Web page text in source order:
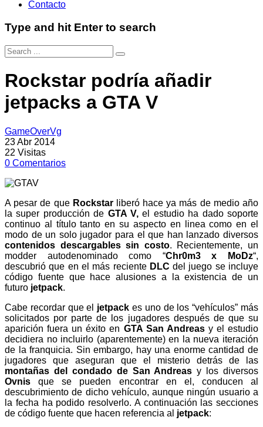
Contacto
Type and hit Enter to search
Rockstar podría añadir
jetpacks a GTA V
GameOverVg
23 Abr 2014
22 Visitas
0 Comentarios
A pesar de que Rockstarliberó hace ya más de medio año
la super producción de GTA V, el estudio ha dado soporte
continuo al título tanto en su aspecto en linea como en el
modo de un solo jugador para el que han lanzado diversos
contenidos descargables sin costo. Recientemente, un
modder autodenominado como “Chr0m3 x MoDz“,
descubrió que en el más reciente DLC del juego se incluye
código fuente que hace alusiones a la existencia de un
futuro jetpack.
Cabe recordar que el jetpack es uno de los “vehículos” más
solicitados por parte de los jugadores después de que su
aparición fuera un éxito en GTA San Andreasy el estudio
decidiera no incluirlo (aparentemente) en la nueva iteración
de la franquicia. Sin embargo, hay una enorme cantidad de
jugadores que aseguran que el misterio detrás de las
montañas del condado de San Andreas y los diversos
Ovnis que se pueden encontrar en el, conducen al
descubrimiento de dicho vehículo, aunque ningún usuario a
la fecha ha podido resolverlo. A continuación las secciones
de código fuente que hacen referencia al jetpack: